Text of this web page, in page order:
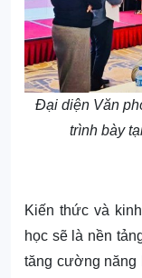
Đại diện Văn
trình bày
Kiến thức và
học sẽ là nền
tăng cường năng